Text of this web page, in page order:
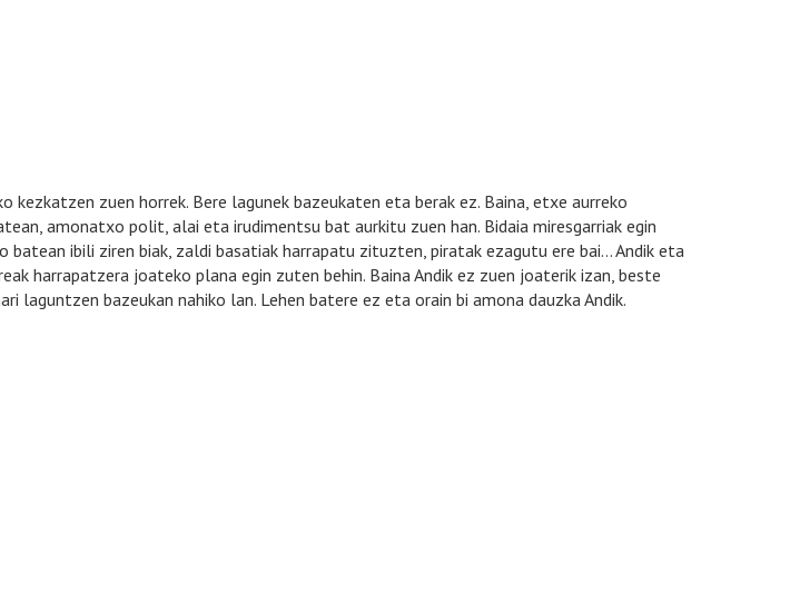
kezkatzen zuen horrek. Bere lagunek bazeukaten eta berak ez. Baina, etxe aurreko
amonatxo polit, alai eta irudimentsu bat aurkitu zuen han. Bidaia miresgarriak egin
batean ibili ziren biak, zaldi basatiak harrapatu zituzten, piratak ezagutu ere bai… Andik eta
harrapatzera joateko plana egin zuten behin. Baina Andik ez zuen joaterik izan, beste
laguntzen bazeukan nahiko lan. Lehen batere ez eta orain bi amona dauzka Andik.